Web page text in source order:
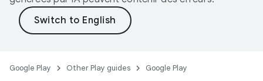
Google Play Other Play guides Google Play